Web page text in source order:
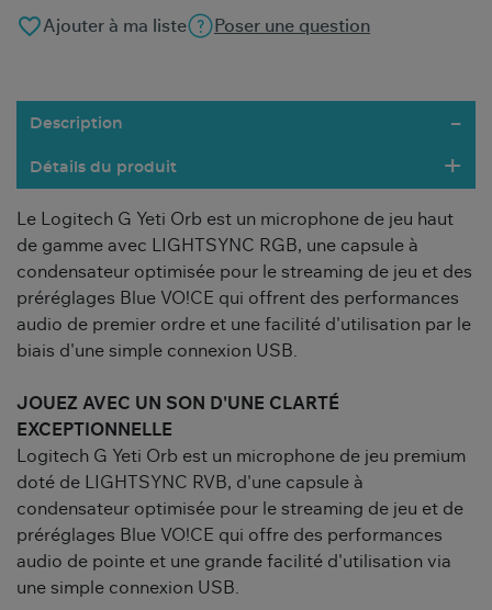
favorite_borderAjouter à ma liste Poser une question
Description
Détails du produit
Le Logitech G Yeti Orb est un microphone de jeu haut
de gamme avec LIGHTSYNC RGB, une capsule à
condensateur optimisée pour le streaming de jeu et des
préréglages Blue VO!CE qui offrent des performances
audio de premier ordre et une facilité d'utilisation par le
biais d'une simple connexion USB.
JOUEZ AVEC UN SON D'UNE CLARTÉ
EXCEPTIONNELLE
Logitech G Yeti Orb est un microphone de jeu premium
doté de LIGHTSYNC RVB, d'une capsule à
condensateur optimisée pour le streaming de jeu et de
préréglages Blue VO!CE qui offre des performances
audio de pointe et une grande facilité d'utilisation via
une simple connexion USB.